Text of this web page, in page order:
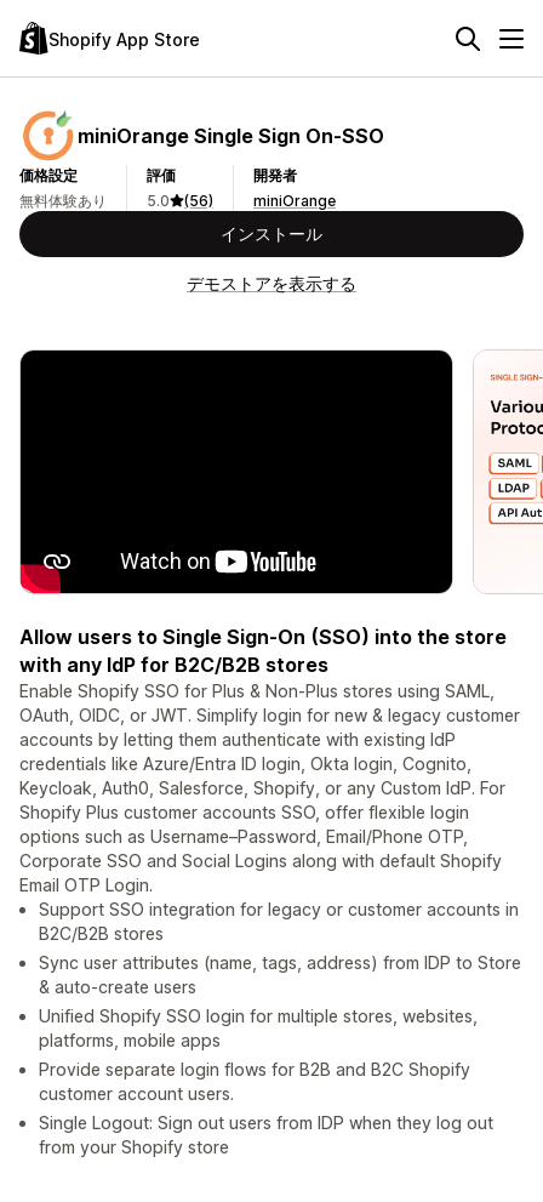
Shopify App Store
miniOrange Single Sign On‑SSO
価格設定
無料体験あり
評価
5.0
(56)
開発者
miniOrange
インストール
デモストアを表示する
Allow users to Single Sign-On (SSO) into the store
with any IdP for B2C/B2B stores
Enable Shopify SSO for Plus & Non-Plus stores using SAML,
OAuth, OIDC, or JWT. Simplify login for new & legacy customer
accounts by letting them authenticate with existing IdP
credentials like Azure/Entra ID login, Okta login, Cognito,
Keycloak, Auth0, Salesforce, Shopify, or any Custom IdP. For
Shopify Plus customer accounts SSO, offer flexible login
options such as Username–Password, Email/Phone OTP,
Corporate SSO and Social Logins along with default Shopify
Email OTP Login.
Support SSO integration for legacy or customer accounts in
B2C/B2B stores
Sync user attributes (name, tags, address) from IDP to Store
& auto-create users
Unified Shopify SSO login for multiple stores, websites,
platforms, mobile apps
Provide separate login flows for B2B and B2C Shopify
customer account users.
Single Logout: Sign out users from IDP when they log out
from your Shopify store